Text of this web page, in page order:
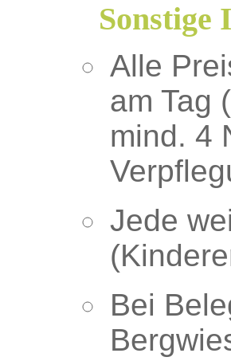
Sonstige
Alle
am Tag
mind. 4
Jede
Bei